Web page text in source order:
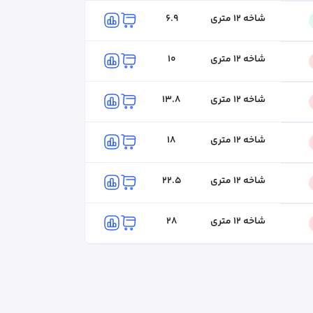
کارشناس فروش
شاخه ۱۲ متری 6.9
شاخه ۱۲ متری 10
شاخه ۱۲ متری 13.8
شاخه ۱۲ متری 18
شاخه ۱۲ متری 22.5
شاخه ۱۲ متری 28